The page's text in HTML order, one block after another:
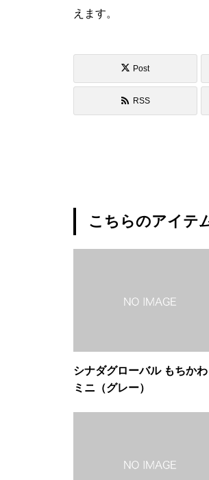
えます。
Post
RSS
こちらのアイテ
シナダグローバル もちか
ミニ（グレー）